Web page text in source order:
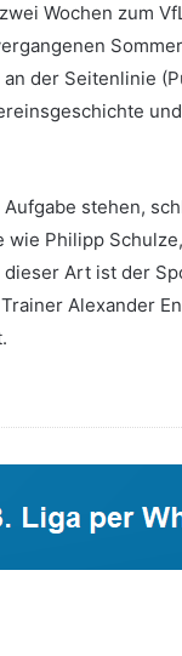
Wochen zum
der Seitenlinie
stehen,
Philipp
Art ist der
Alexander